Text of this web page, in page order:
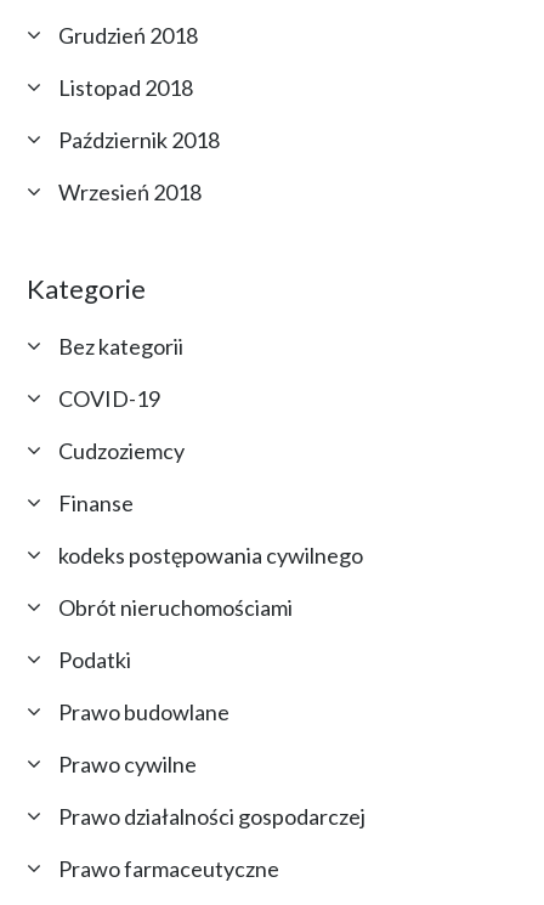
Grudzień 2018
Listopad 2018
Październik 2018
Wrzesień 2018
Kategorie
Bez kategorii
COVID-19
Cudzoziemcy
Finanse
kodeks postępowania cywilnego
Obrót nieruchomościami
Podatki
Prawo budowlane
Prawo cywilne
Prawo działalności gospodarczej
Prawo farmaceutyczne